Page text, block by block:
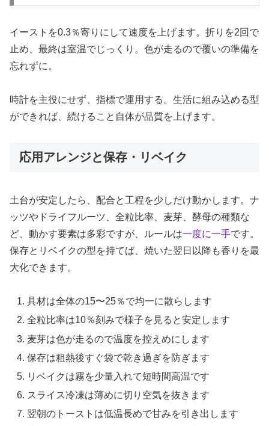
イーストを0.3％寄りにして速度を上げます。折りを2回で
止め、最終は室温でじっくり。色が走るので覆いの準備を
忘れずに。
時計を主役にせず、指標で運用する。生活に組み込める型
ができれば、続けること自体が品質を上げます。
応用アレンジと保存・リベイク
土台が安定したら、配合と工程を少しだけ動かします。ナ
ッツやドライフルーツ、全粒比率、麦芽、酵母の種類な
ど、動かす要素は多彩ですが、ルールは一度に一手です。
保存とリベイクの型を持てば、焼いた翌日以降も香りを最
大化できます。
具材は全体の15〜25％で均一に散らします
全粒比率は10％刻みで様子を見ると安定します
麦芽は色が走るので温度を控えめにします
保存は粗熱後すぐ袋で乾き過ぎを防ぎます
リベイクは霧を少量入れて短時間高温です
スライス冷凍は薄めに切り空気を抜きます
翌朝のトーストは低温長めで甘みを引き出します